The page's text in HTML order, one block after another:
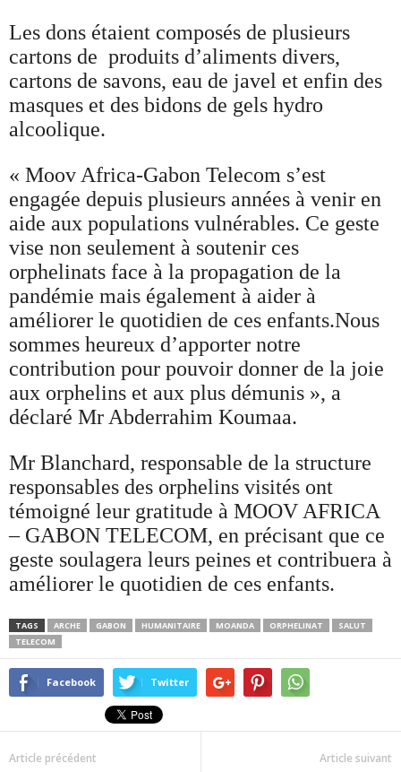
Les dons étaient composés de plusieurs
cartons de produits d’aliments divers,
cartons de savons, eau de javel et enfin des
masques et des bidons de gels hydro
alcoolique.
« Moov Africa-Gabon Telecom s’est
engagée depuis plusieurs années à venir en
aide aux populations vulnérables. Ce geste
vise non seulement à soutenir ces
orphelinats face à la propagation de la
pandémie mais également à aider à
améliorer le quotidien de ces enfants.Nous
sommes heureux d’apporter notre
contribution pour pouvoir donner de la joie
aux orphelins et aux plus démunis », a
déclaré Mr Abderrahim Koumaa.
Mr Blanchard, responsable de la structure
responsables des orphelins visités ont
témoigné leur gratitude à MOOV AFRICA
– GABON TELECOM, en précisant que ce
geste soulagera leurs peines et contribuera à
améliorer le quotidien de ces enfants.
TAGS ARCHE GABON HUMANITAIRE MOANDA ORPHELINAT
SALUT
TELECOM
Facebook Twitter
Article précédent Article suivant